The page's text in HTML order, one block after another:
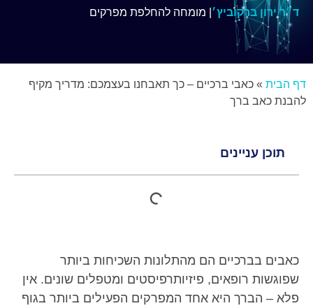
ד״ר ירון ברקוביץ׳ | מומחה להחלפת מפרקים
דף הבית » כאבי ברכיים – כך תאבחנו בעצמכם: מדריך מקיף
להבנת כאב ברך
תוכן עניינים
כאבים בברכיים הם מהתלונות השכיחות ביותר
שפוגשות רופאים, פיזיותרפיסטים ומטפלים שונים. אין
פלא – הברך היא אחד המפרקים הפעילים ביותר בגוף